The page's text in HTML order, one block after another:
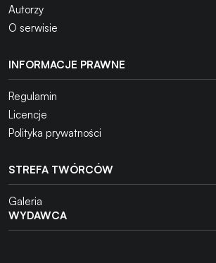
Autorzy
O serwisie
INFORMACJE PRAWNE
Regulamin
Licencje
Polityka prywatności
STREFA TWÓRCÓW
Galeria
WYDAWCA